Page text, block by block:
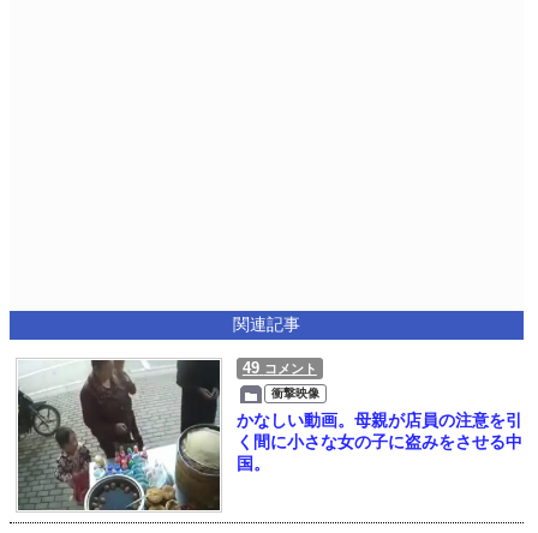
関連記事
49 コメント
衝撃映像
かなしい動画。母親が店員の注意を引
く間に小さな女の子に盗みをさせる中
国。